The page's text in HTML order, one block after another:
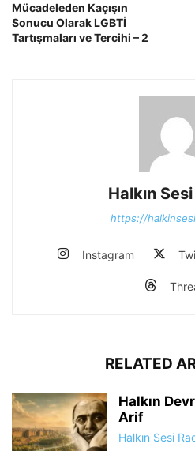
Mücadeleden Kaçışın
Sonucu Olarak LGBTİ
Tartışmaları ve Tercihi – 2
Halkın
https://
Instagram
RELATED
Halkın
Arif
Halkın Sesi